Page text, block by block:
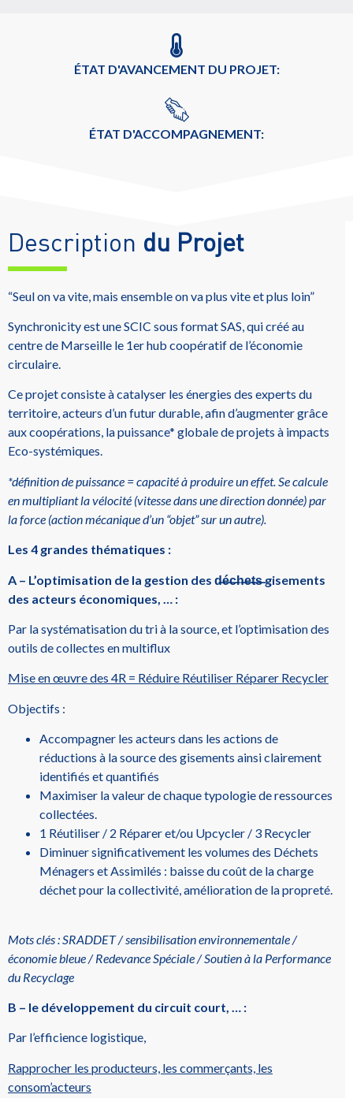
ÉTAT D'AVANCEMENT DU PROJET:
ÉTAT D'ACCOMPAGNEMENT:
Description du Projet
“Seul on va vite, mais ensemble on va plus vite et plus loin”
Synchronicity est une SCIC sous format SAS, qui créé au
centre de Marseille le 1er hub coopératif de l’économie
circulaire.
Ce projet consiste à catalyser les énergies des experts du
territoire, acteurs d’un futur durable, afin d’augmenter grâce
aux coopérations, la puissance* globale de projets à impacts
Eco-systémiques.
*définition de puissance = capacité à produire un effet. Se calcule
en multipliant la vélocité (vitesse dans une direction donnée) par
la force (action mécanique d’un “objet” sur un autre).
Les 4 grandes thématiques :
A – L’optimisation de la gestion des d̶é̶c̶h̶e̶t̶s̶ gisements
des acteurs économiques, … :
Par la systématisation du tri à la source, et l’optimisation des
outils de collectes en multiflux
Mise en œuvre des 4R = Réduire Réutiliser Réparer Recycler
Objectifs :
Accompagner les acteurs dans les actions de
réductions à la source des gisements ainsi clairement
identifiés et quantifiés
Maximiser la valeur de chaque typologie de ressources
collectées.
1 Réutiliser / 2 Réparer et/ou Upcycler / 3 Recycler
Diminuer significativement les volumes des Déchets
Ménagers et Assimilés : baisse du coût de la charge
déchet pour la collectivité, amélioration de la propreté.
Mots clés : SRADDET/ sensibilisation environnementale /
économie bleue / Redevance Spéciale / Soutien à la Performance
du Recyclage
B – le développement du circuit court, … :
Par l’efficience logistique,
Rapprocher les producteurs, les commerçants, les
consom’acteurs